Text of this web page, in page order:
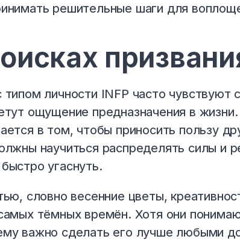
решительные шаги для
личности INFP часто
ощущение предназначения в
в том, чтобы приносить пользу
научиться распределять силы и
угаснуть.
словно весенние цветы,
тёмных времён. Хотя они
важно сделать его лучше любыми